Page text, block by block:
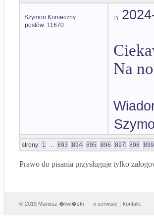
Szymon Konieczny
postów: 11670
Na
strony: 1 ... 893 894 895 896 897 898 899
Prawo do pisania przysługuje tylko
© 2019 Mariusz �liwi�ski o serwisie | kontakt